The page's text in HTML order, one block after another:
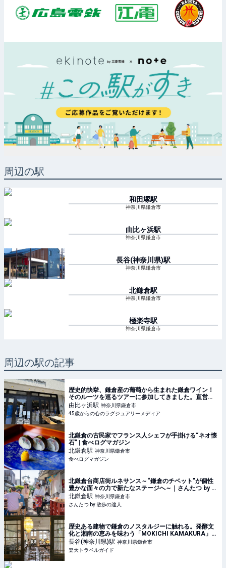
周辺の駅
和田塚駅
神奈川県鎌倉市
由比ヶ浜駅
神奈川県鎌倉市
長谷(神奈川県)駅
神奈川県鎌倉市
北鎌倉駅
神奈川県鎌倉市
極楽寺駅
神奈川県鎌倉市
周辺の駅の記事
歴史的快挙、鎌倉産の葡萄から生まれた鎌倉ワイン！
そのルーツを巡るツアーに参加してきました。直営の
葡萄畑巡りやカフェKAMAKURA WINERYで、ワイン
に合わせて、ランチ、デザートを楽しんで来まし
由比ヶ浜駅 神奈川県鎌倉市
45歳からの心のラグジュアリーメディア
北鎌倉の古民家でフランス人シェフが手掛ける“ネオ懐
石” | 食べログマガジン
北鎌倉駅 神奈川県鎌倉市
食べログマガジン
北鎌倉台商店街ルネサンス～“鎌倉のチベット”が個性
豊かな面々の力で新たなステージへ～｜さんたつ by 散
歩の達人
北鎌倉駅 神奈川県鎌倉市
さんたつ by 散歩の達人
歴史ある建物で鎌倉のノスタルジーに触れる。発酵文
化と湘南の恵みを味わう「MOKICHI KAMAKURA」
【楽天トラベル】
長谷(神奈川県)駅 神奈川県鎌倉市
楽天トラベルガイド